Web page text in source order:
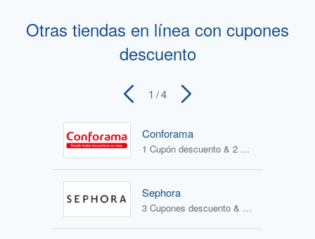
Otras tiendas en línea con cupones
descuento
1 / 4
Conforama
1 Cupón descuento & 2 Ofertas
Sephora
3 Cupones descuento & 1 Oferta